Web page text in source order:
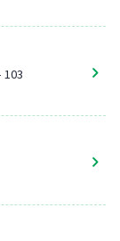
103